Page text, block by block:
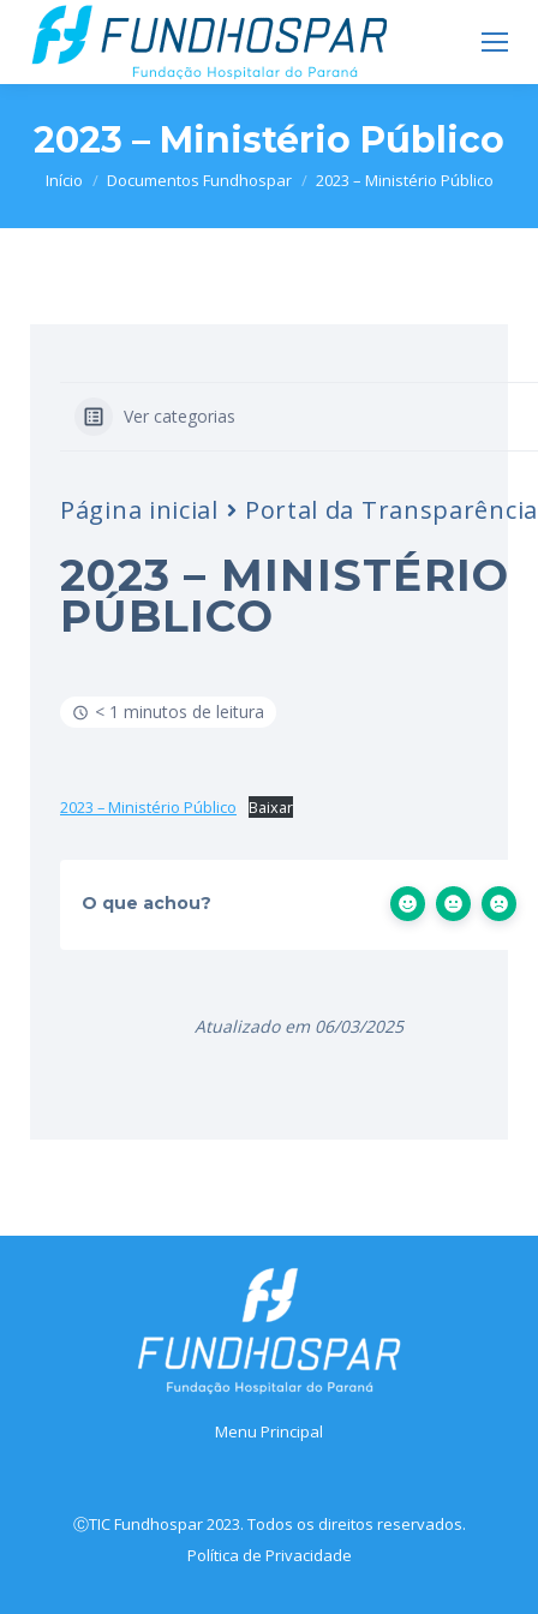
2023 – Ministério Público
Você está aqui:
Início Documentos Fundhospar 2023 – Ministério Público
Ver categorias
Página inicial Portal da Transparência
2023 – MINISTÉRIO
PÚBLICO
< 1 minutos de leitura
2023 – Ministério Público Baixar
O que achou?
Atualizado em 06/03/2025
Menu Principal
ⒸTIC Fundhospar 2023. Todos os direitos reservados.
Política de Privacidade